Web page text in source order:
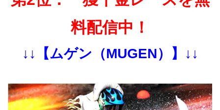
料配信中！
↓↓【ムゲン（MUGEN）】↓↓